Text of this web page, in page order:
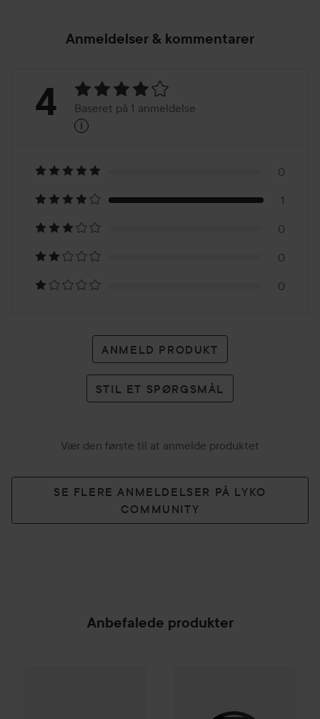
Anmeldelser & kommentarer
Bedømmelse:
Baseret
på
1
anmeldelse
4 Baseret på 1 anmeldelse
i
0
1
0
0
0
ANMELD PRODUKT
STIL ET SPØRGSMÅL
Vær den første til at anmelde produktet
SE FLERE ANMELDELSER PÅ LYKO
COMMUNITY
Anbefalede produkter